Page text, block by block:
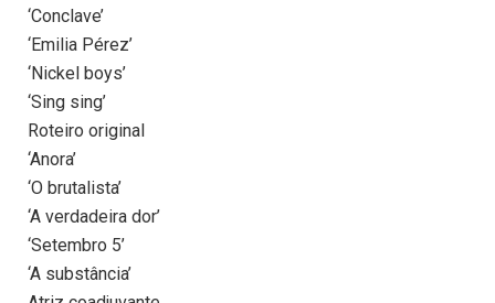
‘Conclave’
‘Emilia Pérez’
‘Nickel boys’
‘Sing sing’
Roteiro original
‘Anora’
‘O brutalista’
‘A verdadeira dor’
‘Setembro 5’
‘A substância’